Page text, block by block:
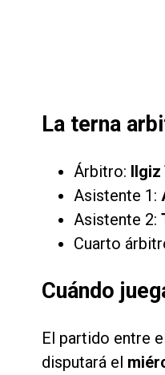
La terna
Árbitro: Ilgiz
Asistente 1:
Asistente 2:
Cuarto
Cuándo
El partido entre
disputará el